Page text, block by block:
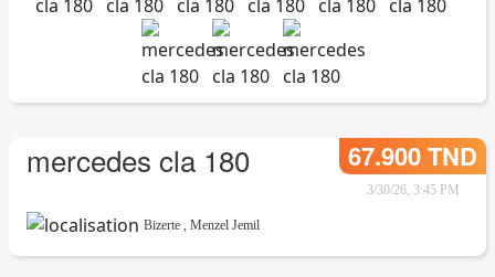
mercedes cla 180 67.900 TND
3/30/26, 3:45 PM
Bizerte , Menzel Jemil